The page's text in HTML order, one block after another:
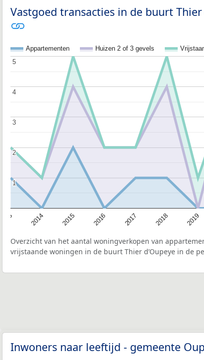
Vastgoed transacties in de buurt Thier
Appartementen Huizen 2 of 3 gevels
2014 2015 2016 2017 2018 2019
1
1
2
2
3
3
4
4
5
5
Overzicht van het aantal woningverkopen van
vrijstaande woningen in de buurt Thier d’Oupeye in de
Inwoners naar leeftijd - gemeente